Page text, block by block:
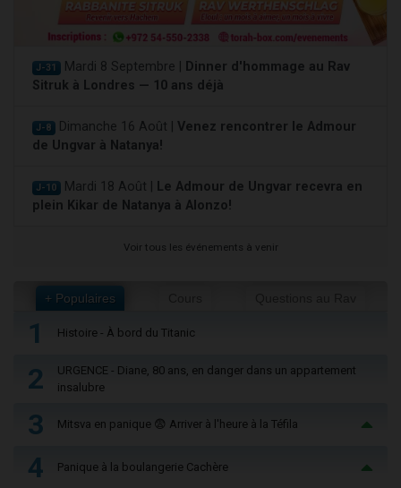
J-31 Mardi 8 Septembre |
Dinner d'hommage au Rav
Sitruk à Londres — 10 ans déjà
J-8 Dimanche 16 Août | Venez rencontrer le Admour
de Ungvar à Natanya!
J-10 Mardi 18 Août |
Le Admour de Ungvar recevra en
plein Kikar de Natanya à Alonzo!
Voir tous les événements à venir
+ Populaires
1 Histoire - À bord du Titanic
2
URGENCE - Diane, 80 ans, en danger dans un appartement
insalubre
3 Mitsva en panique 😨 Arriver à l'heure à la Téfila
4 Panique à la boulangerie Cachère